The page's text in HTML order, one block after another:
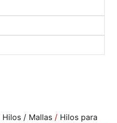
Hilos / Mallas/ Hilos para